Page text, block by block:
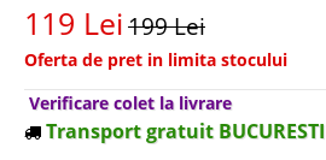
119 Lei199 Lei
Oferta de pret in limita stocului
Verificare colet la livrare
Transport gratuit BUCURESTI